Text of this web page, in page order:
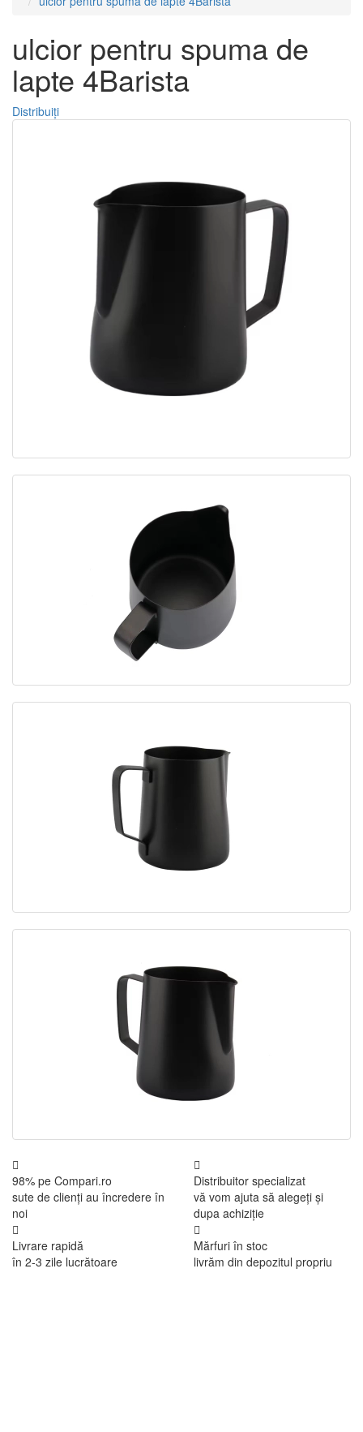
ulcior pentru spuma de
lapte 4Barista
Distribuiți
98% pe Compari.ro
sute de clienți au încredere în
noi
Distribuitor specializat
vă vom ajuta să alegeți și
dupa achiziție
Livrare rapidă
în 2-3 zile lucrătoare
Mărfuri în stoc
livrăm din depozitul propriu